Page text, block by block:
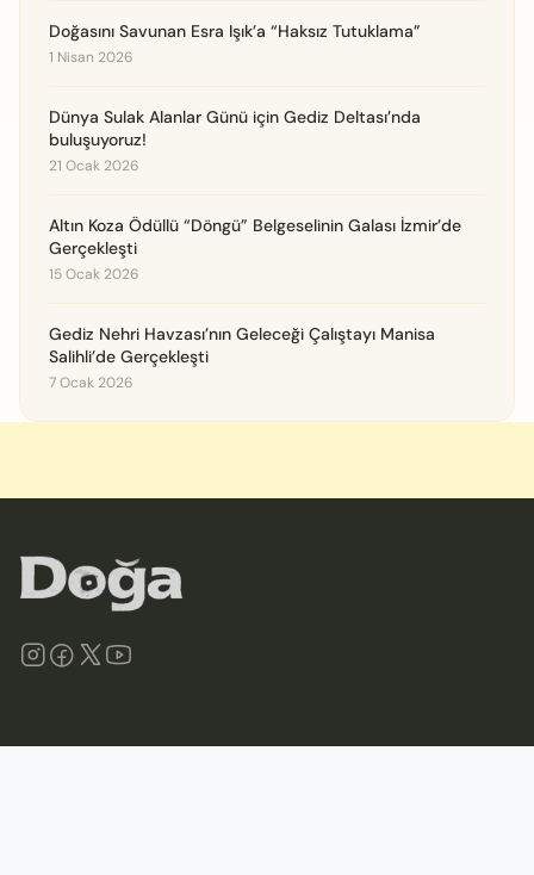
Doğasını Savunan Esra Işık’a “Haksız Tutuklama”
1 Nisan 2026
Dünya Sulak Alanlar Günü için Gediz Deltası’nda
buluşuyoruz!
21 Ocak 2026
Altın Koza Ödüllü “Döngü” Belgeselinin Galası İzmir’de
Gerçekleşti
15 Ocak 2026
Gediz Nehri Havzası’nın Geleceği Çalıştayı Manisa
Salihli’de Gerçekleşti
7 Ocak 2026